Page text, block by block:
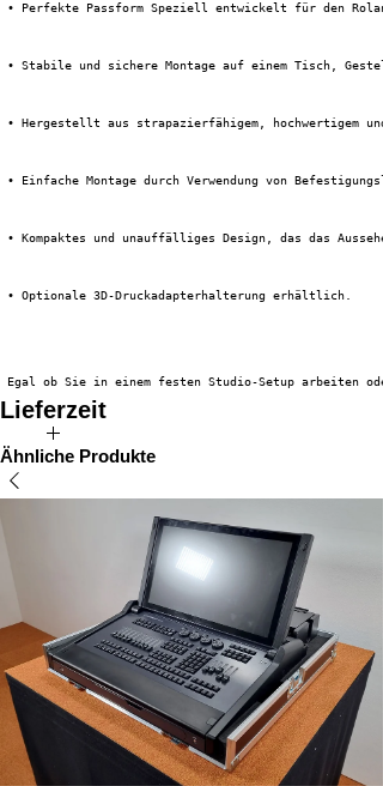
• Perfekte Passform Speziell entwickelt für den
• Stabile und sichere Montage auf einem Tisch,
• Hergestellt aus strapazierfähigem, hochwertigem
• Einfache Montage durch Verwendung von
• Kompaktes und unauffälliges Design, das das
• Optionale 3D-Druckadapterhalterung erhältlich.
Egal ob Sie in einem festen Studio-Setup arbeiten
Lieferzeit
Die Lieferzeit für dieses Produkt beträgt ungefähr 2 bis 5 Tage.
Ähnliche Produkte